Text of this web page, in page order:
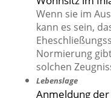
Wenn sie im
kann es sein,
Normierung
solchen
Lebenslage
Anmeldung